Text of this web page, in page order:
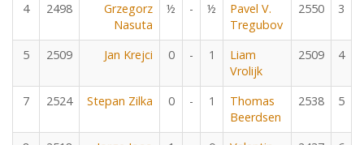
4 2498
Grzegorz
Nasuta
½ - ½
Pavel V.
Tregubov
2550 3
5 2509 Jan Krejci 0 - 1
Liam
Vrolijk
2509 4
7 2524 Stepan Zilka 0 - 1
Thomas
Beerdsen
2538 5